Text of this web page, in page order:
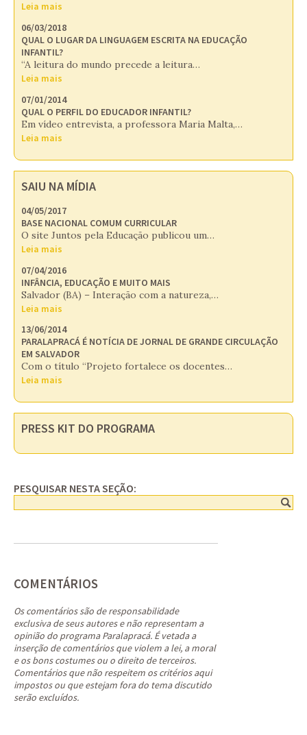
Leia mais
06/03/2018
QUAL O LUGAR DA LINGUAGEM ESCRITA NA EDUCAÇÃO
INFANTIL?
“A leitura do mundo precede a leitura…
Leia mais
07/01/2014
QUAL O PERFIL DO EDUCADOR INFANTIL?
Em vídeo entrevista, a professora Maria Malta,…
Leia mais
SAIU NA MÍDIA
04/05/2017
BASE NACIONAL COMUM CURRICULAR
O site Juntos pela Educação publicou um…
Leia mais
07/04/2016
INFÂNCIA, EDUCAÇÃO E MUITO MAIS
Salvador (BA) – Interação com a natureza,…
Leia mais
13/06/2014
PARALAPRACÁ É NOTÍCIA DE JORNAL DE GRANDE CIRCULAÇÃO
EM SALVADOR
Com o título “Projeto fortalece os docentes…
Leia mais
PRESS KIT DO PROGRAMA
PESQUISAR NESTA SEÇÃO:
COMENTÁRIOS
Os comentários são de responsabilidade
exclusiva de seus autores e não representam a
opinião do programa Paralapracá. É vetada a
inserção de comentários que violem a lei, a moral
e os bons costumes ou o direito de terceiros.
Comentários que não respeitem os critérios aqui
impostos ou que estejam fora do tema discutido
serão excluídos.